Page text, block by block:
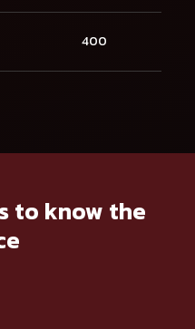
400
to know the